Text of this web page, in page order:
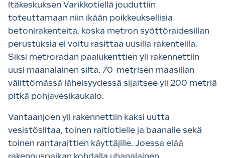
Itäkeskuksen Varikkotiellä jouduttiin
toteuttamaan niin ikään poikkeuksellisia
betonirakenteita, koska metron syöttöraidesillan
perustuksia ei voitu rasittaa uusilla rakenteilla.
Siksi metroradan paalukenttien yli rakennettiin
uusi maanalainen silta. 70-metrisen maasillan
välittömässä läheisyydessä sijaitsee yli 200 metriä
pitkä pohjavesikaukalo.
Vantaanjoen yli rakennettiin kaksi uutta
vesistösiltaa, toinen raitiotielle ja baanalle sekä
toinen rantaraittien käyttäjille. Joessa elää